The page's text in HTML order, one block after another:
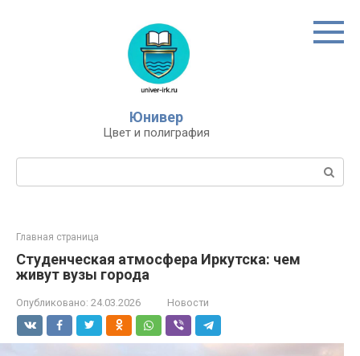
Юнивер
Цвет и полиграфия
Главная страница
Студенческая атмосфера Иркутска: чем
живут вузы города
Опубликовано: 24.03.2026 Новости